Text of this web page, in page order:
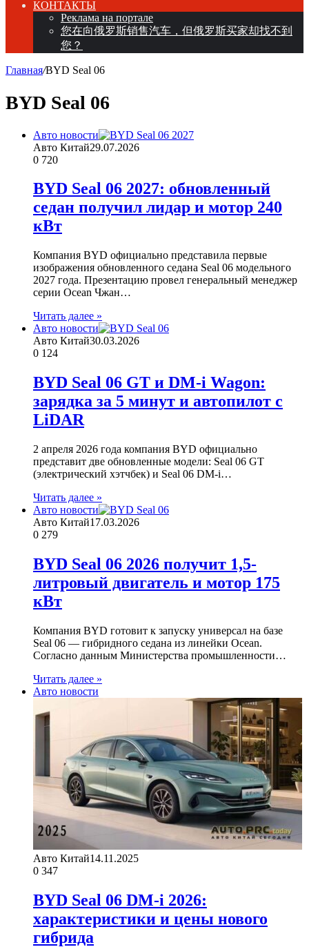
КОНТАКТЫ
Реклама на портале
您在向俄罗斯销售汽车，但俄罗斯买家却找不到
您？
Главная/BYD Seal 06
BYD Seal 06
Авто новости
Авто Китай29.07.2026
0 720
BYD Seal 06 2027: обновленный
седан получил лидар и мотор 240
кВт
Компания BYD официально представила первые
изображения обновленного седана Seal 06 модельного
2027 года. Презентацию провел генеральный менеджер
серии Ocean Чжан…
Читать далее »
Авто новости
Авто Китай30.03.2026
0 124
BYD Seal 06 GT и DM-i Wagon:
зарядка за 5 минут и автопилот с
LiDAR
2 апреля 2026 года компания BYD официально
представит две обновленные модели: Seal 06 GT
(электрический хэтчбек) и Seal 06 DM-i…
Читать далее »
Авто новости
Авто Китай17.03.2026
0 279
BYD Seal 06 2026 получит 1,5-
литровый двигатель и мотор 175
кВт
Компания BYD готовит к запуску универсал на базе
Seal 06 — гибридного седана из линейки Ocean.
Согласно данным Министерства промышленности…
Читать далее »
Авто новости
Авто Китай14.11.2025
0 347
BYD Seal 06 DM-i 2026:
характеристики и цены нового
гибрида